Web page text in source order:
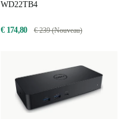
WD22TB4
€ 174,80 € 239 (Nouveau)